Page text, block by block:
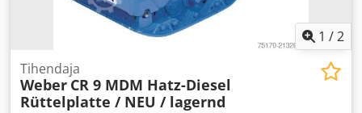
1 /2
Tihendaja
Weber CR 9 MDM Hatz-Diesel
Rüttelplatte / NEU / lagernd